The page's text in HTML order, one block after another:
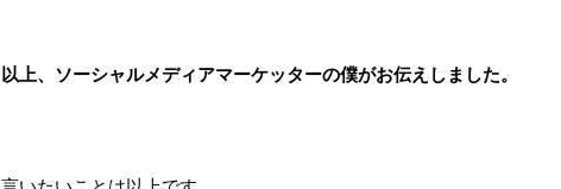
以上、ソーシャルメディアマーケッターの僕がお伝えしました。